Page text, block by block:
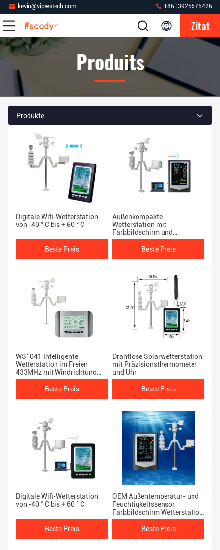
kevin@vipwstech.com +8613925575426
Zitat
Produits
Produkte
Digitale Wifi-Wetterstation
von -40 ° C bis + 60 ° C
Beste Preis
Außenkompakte
Wetterstation mit
Farbbildschirm und
Windrichtungsanzeige
Beste Preis
WS1041 Intelligente
Wetterstation im Freien
433MHz mit Windrichtung
und
Geschwindigkeitsthermometer
Beste Preis
Drahtlose Solarwetterstation
mit Präzisionsthermometer
und Uhr
Beste Preis
Digitale Wifi-Wetterstation
von -40 ° C bis + 60 ° C
Beste Preis
OEM Außentemperatur- und
Feuchtigkeitssensor
Farbbildschirm Wetterstation
mit Windgeschwindigkeit
Beste Preis